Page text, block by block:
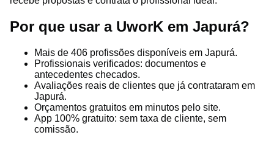
Por que usar a UworK em Japurá?
Mais de 406 profissões disponíveis em Japurá.
Profissionais verificados: documentos e
antecedentes checados.
Avaliações reais de clientes que já contrataram em
Japurá.
Orçamentos gratuitos em minutos pelo site.
App 100% gratuito: sem taxa de cliente, sem
comissão.